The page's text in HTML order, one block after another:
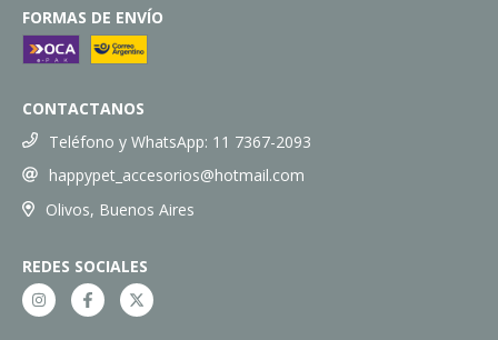
FORMAS DE ENVÍO
CONTACTANOS
Teléfono y WhatsApp: 11 7367-2093
happypet_accesorios@hotmail.com
Olivos, Buenos Aires
REDES SOCIALES